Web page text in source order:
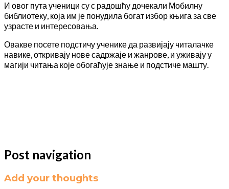
И овог пута ученици су с радошћу дочекали Мобилну
библиотеку, која им је понудила богат избор књига за све
узрасте и интересовања.
Овакве посете подстичу ученике да развијају читалачке
навике, откривају нове садржаје и жанрове, и уживају у
магији читања које обогаћује знање и подстиче машту.
Post navigation
Add your thoughts